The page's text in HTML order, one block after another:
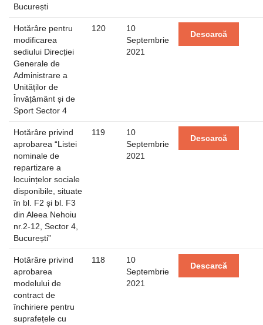
București
Hotărâre pentru
modificarea
sediului Direcției
Generale de
Administrare a
Unităților de
Învățământ și de
Sport Sector 4
120
10
Septembrie
2021
Descarcă
Hotărâre privind
aprobarea “Listei
nominale de
repartizare a
locuințelor sociale
disponibile, situate
în bl. F2 și bl. F3
din Aleea Nehoiu
nr.2-12, Sector 4,
București”
119
10
Septembrie
2021
Descarcă
Hotărâre privind
aprobarea
modelului de
contract de
închiriere pentru
suprafețele cu
118
10
Septembrie
2021
Descarcă